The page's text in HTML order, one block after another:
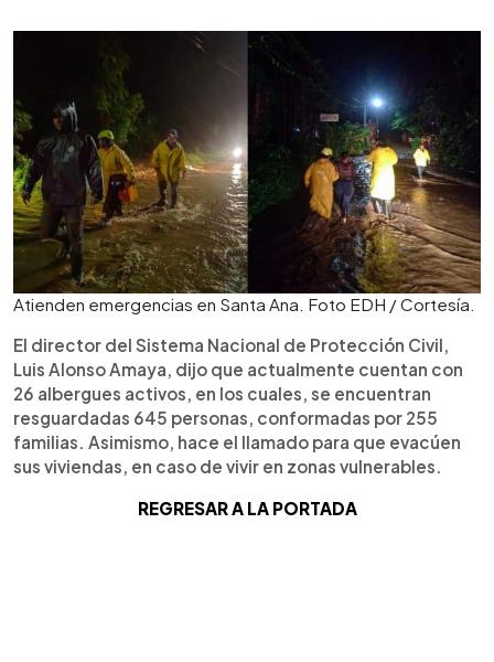
Atienden emergencias en Santa Ana. Foto EDH / Cortesía.
El director del Sistema Nacional de Protección Civil,
Luis Alonso Amaya, dijo que actualmente cuentan con
26 albergues activos, en los cuales, se encuentran
resguardadas 645 personas, conformadas por 255
familias. Asimismo, hace el llamado para que evacúen
sus viviendas, en caso de vivir en zonas vulnerables.
REGRESAR A LA PORTADA